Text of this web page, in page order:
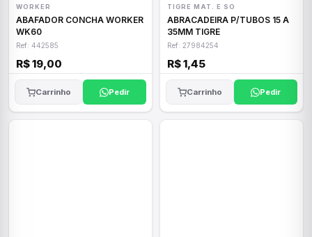
WORKER
ABAFADOR CONCHA WORKER
WK60
Ref: 442585
R$ 19,00
Carrinho Pedir
TIGRE MAT. E SO
ABRACADEIRA P/TUBOS 15 A
35MM TIGRE
Ref: 27984254
R$ 1,45
Carrinho Pedir